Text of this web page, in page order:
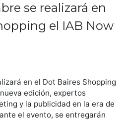
se realizará en
el IAB Now
en el Dot Baires Shopping
edición, expertos
y la publicidad en la era de
el evento, se entregarán